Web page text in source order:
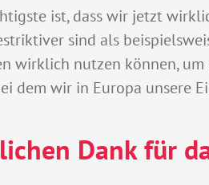
ist, dass wir jetzt
sind als
wirklich nutzen können,
dem wir in Europa unsere
Dank für